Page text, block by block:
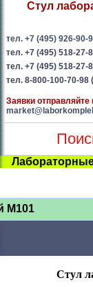
Стул
тел. +7 (495) 926-90-
тел. +7 (495) 518-27-
тел. +7 (495) 518-27-
тел. 8-800-100-70-98
Заявки отправляйте
М101
Стул